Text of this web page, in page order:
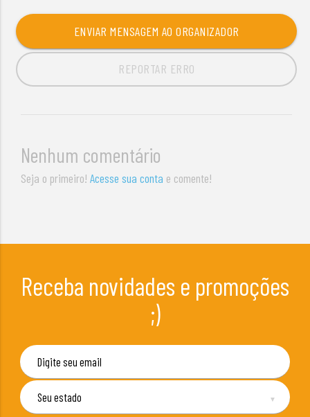
ENVIAR MENSAGEM AO ORGANIZADOR
REPORTAR ERRO
Nenhum comentário
Seja o primeiro!Acesse sua conta e comente!
Receba novidades e promoções
;)
▼